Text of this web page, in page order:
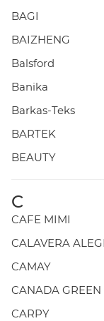
BAGI
BAIZHENG
Balsford
Banika
Barkas-Teks
BARTEK
BEAUTY
C
CAFE MIMI
CALAVERA
CAMAY
CANADA GREEN
CARPY